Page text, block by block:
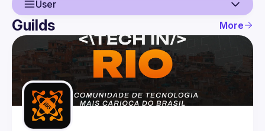
User
User
Events
Guilds
Guilds More